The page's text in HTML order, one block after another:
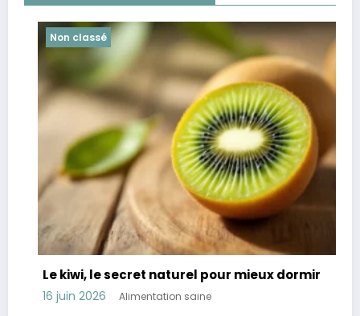
Non classé
Le kiwi, le secret naturel pour mieux dormir
16 juin 2026 Alimentation saine